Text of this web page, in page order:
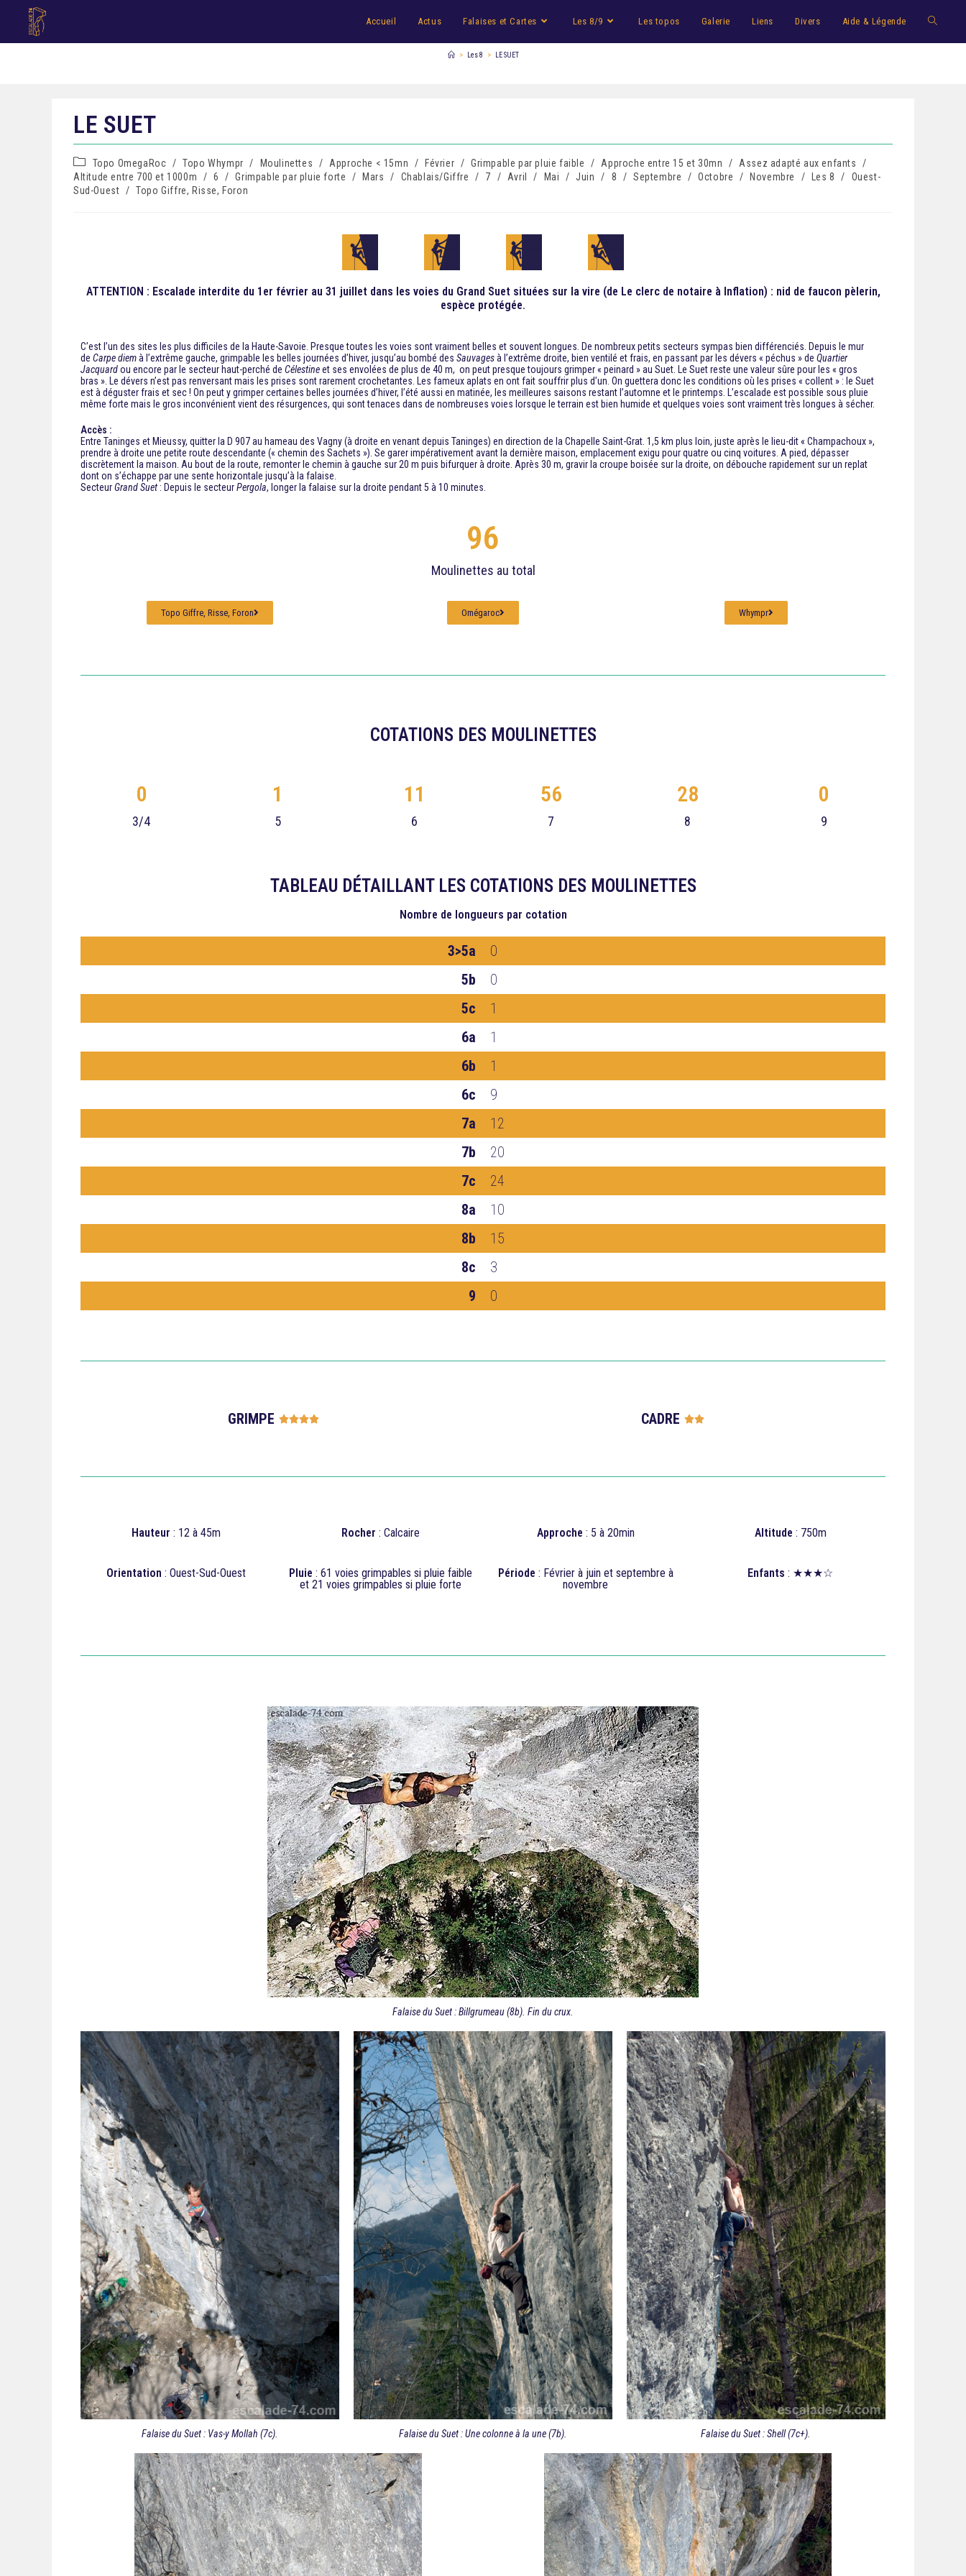
Accueil Actus Falaises et Cartes Les 8/9 Les topos Galerie Liens Divers Aide & Légende
> Les 8 > LE SUET
LE SUET
Topo OmegaRoc / Topo Whympr / Moulinettes / Approche < 15mn / Février / Grimpable par pluie faible / Approche entre 15 et 30mn / Assez adapté aux enfants
/
Altitude entre 700 et 1000m
/ 6 / Grimpable par pluie forte / Mars / Chablais/Giffre / 7 / Avril / Mai / Juin / 8 / Septembre / Octobre / Novembre / Les 8 /
Ouest-
Sud-Ouest / Topo Giffre, Risse, Foron
ATTENTION : Escalade interdite du 1er février au 31 juillet dans les voies du Grand Suet situées sur la vire (de Le clerc de notaire à Inflation) : nid de faucon pèlerin,
espèce protégée.
C’est l’un des sites les plus difficiles de la Haute-Savoie. Presque toutes les voies sont vraiment belles et souvent longues. De nombreux petits secteurs sympas bien différenciés. Depuis le mur
de Carpe diemà l’extrême gauche, grimpable les belles journées d’hiver, jusqu’au bombé des Sauvagesà l’extrême droite, bien ventilé et frais, en passant par les dévers « péchus » de Quartier
Jacquardou encore par le secteur haut-perché de Célestineet ses envolées de plus de 40 m, on peut presque toujours grimper « peinard » au Suet. Le Suet reste une valeur sûre pour les « gros
bras ». Le dévers n’est pas renversant mais les prises sont rarement crochetantes. Les fameux aplats en ont fait souffrir plus d’un. On guettera donc les conditions où les prises « collent » : le Suet
est à déguster frais et sec ! On peut y grimper certaines belles journées d’hiver, l’été aussi en matinée, les meilleures saisons restant l’automne et le printemps. L’escalade est possible sous pluie
même forte mais le gros inconvénient vient des résurgences, qui sont tenaces dans de nombreuses voies lorsque le terrain est bien humide et quelques voies sont vraiment très longues à sécher.
Accès :
Entre Taninges et Mieussy, quitter la D 907 au hameau des Vagny (à droite en venant depuis Taninges) en direction de la Chapelle Saint-Grat. 1,5 km plus loin, juste après le lieu-dit « Champachoux »,
prendre à droite une petite route descendante (« chemin des Sachets »). Se garer impérativement avant la dernière maison, emplacement exigu pour quatre ou cinq voitures. A pied, dépasser
discrètement la maison. Au bout de la route, remonter le chemin à gauche sur 20 m puis bifurquer à droite. Après 30 m, gravir la croupe boisée sur la droite, on débouche rapidement sur un replat
dont on s’échappe par une sente horizontale jusqu’à la falaise.
SecteurGrand Suet : Depuis le secteurPergola, longer la falaise sur la droite pendant 5 à 10 minutes.
Moulinettes au total
96
Topo Giffre, Risse, Foron Omégaroc Whympr
COTATIONS DES MOULINETTES
3/4
0
5
1
6
11
7
56
8
28
9
0
TABLEAU DÉTAILLANT LES COTATIONS DES MOULINETTES
Nombre de longueurs par cotation
3>5a
0
5b
0
5c
1
6a
1
6b
1
6c
9
7a
12
7b
20
7c
24
8a
10
8b
15
8c
3
9
0
GRIMPE  CADRE 
Hauteur : 12 à 45m Rocher : Calcaire Approche : 5 à 20min Altitude : 750m
Orientation : Ouest-Sud-Ouest Pluie : 61 voies grimpables si pluie faible
et 21 voies grimpables si pluie forte
Période : Février à juin et septembre à
novembre
Enfants : ★★★☆
Falaise du Suet : Billgrumeau (8b). Fin du crux.
Falaise du Suet : Vas-y Mollah (7c). Falaise du Suet : Une colonne à la une (7b). Falaise du Suet : Shell (7c+).